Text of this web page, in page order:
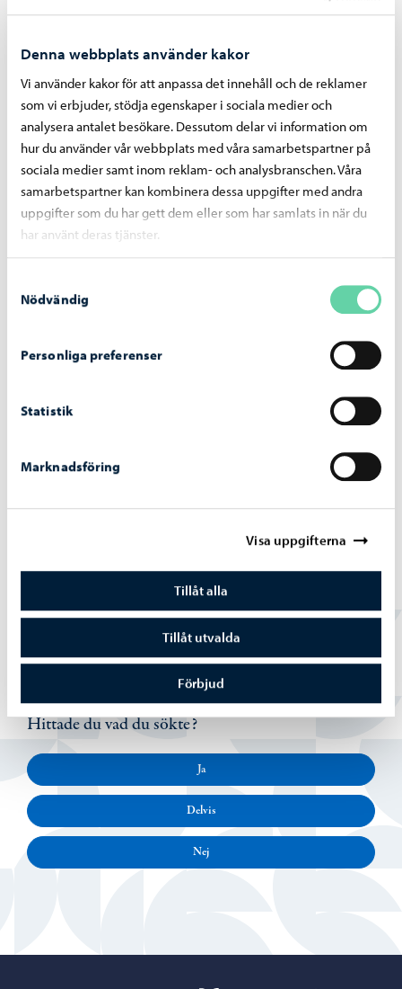
Denna webbplats använder kakor
Vi använder kakor för att anpassa det innehåll och de reklamer
som vi erbjuder, stödja egenskaper i sociala medier och
analysera antalet besökare. Dessutom delar vi information om
hur du använder vår webbplats med våra samarbetspartner på
sociala medier samt inom reklam- och analysbranschen. Våra
samarbetspartner kan kombinera dessa uppgifter med andra
uppgifter som du har gett dem eller som har samlats in när du
har använt deras tjänster.
Nödvändig
Personliga preferenser
Statistik
Marknadsföring
Visa uppgifterna
Tillåt alla
Tillåt utvalda
Förbjud
Virviks naturstig
Hittade du vad du sökte?
Ja
Delvis
Nej